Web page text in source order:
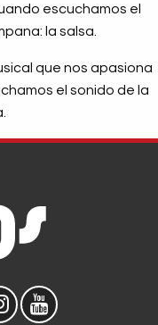
escuchamos el
la salsa.
que nos apasiona
el sonido de la